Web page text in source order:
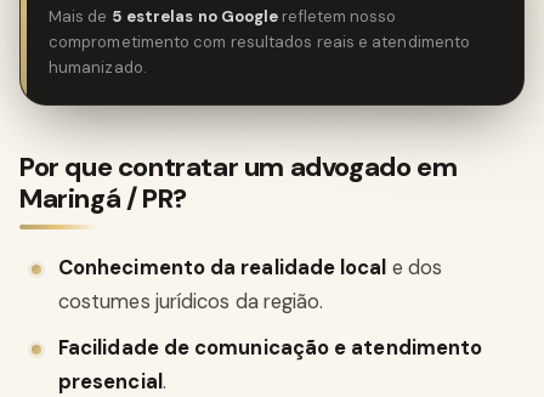
Mais de 5 estrelas no Google refletem nosso
comprometimento com resultados reais e atendimento
humanizado.
Por que contratar um advogado em
Maringá / PR?
Conhecimento da realidade local e dos
costumes jurídicos da região.
Facilidade de comunicação e atendimento
presencial.